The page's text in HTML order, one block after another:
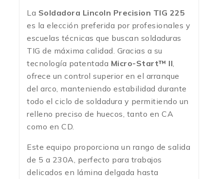
La Soldadora Lincoln Precision TIG 225
es la elección preferida por profesionales y
escuelas técnicas que buscan soldaduras
TIG de máxima calidad. Gracias a su
tecnología patentada Micro-Start™ II,
ofrece un control superior en el arranque
del arco, manteniendo estabilidad durante
todo el ciclo de soldadura y permitiendo un
relleno preciso de huecos, tanto en CA
como en CD.
Este equipo proporciona un rango de salida
de 5 a 230A, perfecto para trabajos
delicados en lámina delgada hasta